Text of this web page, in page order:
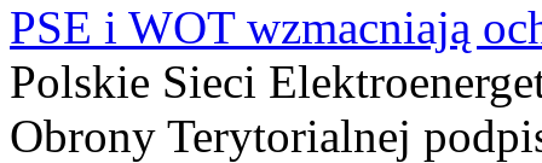
PSE i WOT wzmacniają
Polskie Sieci
Obrony Terytorialnej